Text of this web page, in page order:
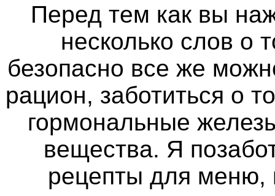
Перед тем как вы
несколько слов о
безопасно все же
рацион, заботиться о
гормональные
вещества. Я
рецепты для меню,